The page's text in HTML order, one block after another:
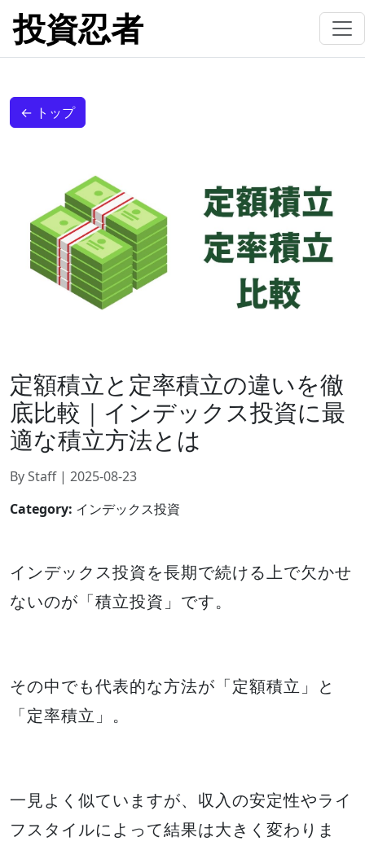
投資忍者
← トップ
定額積立と定率積立の違いを徹
底比較｜インデックス投資に最
適な積立方法とは
By Staff | 2025-08-23
Category: インデックス投資
インデックス投資を長期で続ける上で欠かせ
ないのが「積立投資」です。
その中でも代表的な方法が「定額積立」と
「定率積立」。
一見よく似ていますが、収入の安定性やライ
フスタイルによって結果は大きく変わりま